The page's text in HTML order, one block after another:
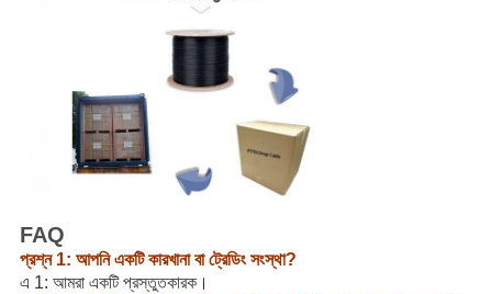
FAQ
প্রশ্ন 1: আপনি একটি কারখানা বা ট্রেডিং সংস্থা?
এ 1: আমরা একটি প্রস্তুতকারক।